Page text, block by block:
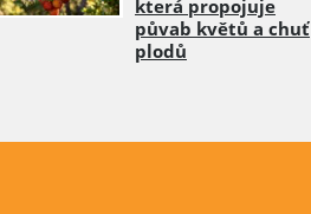
která propojuje
půvab květů a chuť
plodů